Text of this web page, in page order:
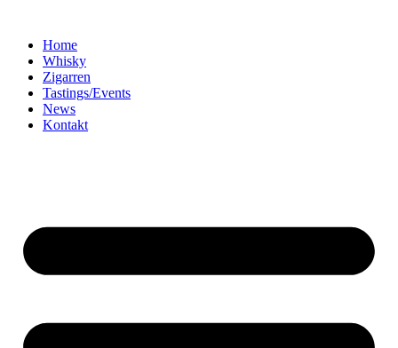
Home
Whisky
Zigarren
Tastings/Events
News
Kontakt